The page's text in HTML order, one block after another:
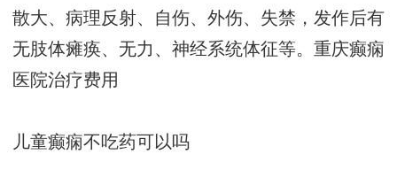
散大、病理反射、自伤、外伤、失禁，发作后有
无肢体瘫痪、无力、神经系统体征等。 重庆癫痫
医院治疗费用
儿童癫痫不吃药可以吗